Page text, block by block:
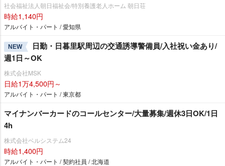
社会福祉法人朝日福祉会/特別養護老人ホーム 朝日荘
時給1,140円
アルバイト・パート / 愛知県
NEW
日勤・日暮里駅周辺の交通誘導警備員/入社祝い金あり/
週1日～OK
株式会社MSK
日給1万4,500円～
アルバイト・パート / 東京都
マイナンバーカードのコールセンター/大量募集/週休3日OK/1日
4h
株式会社ベルシステム24
時給1,400円
アルバイト・パート / 契約社員 / 北海道